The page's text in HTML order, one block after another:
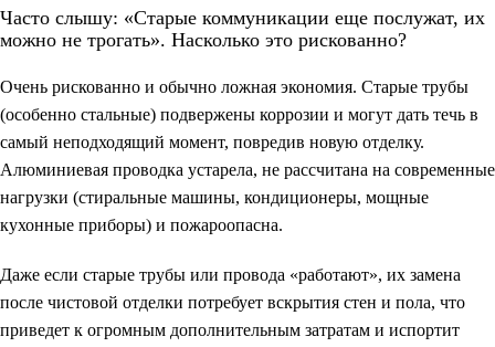
Часто слышу: «Старые коммуникации еще послужат, их
можно не трогать». Насколько это рискованно?
Очень рискованно и обычно ложная экономия. Старые трубы
(особенно стальные) подвержены коррозии и могут дать течь в
самый неподходящий момент, повредив новую отделку.
Алюминиевая проводка устарела, не рассчитана на современные
нагрузки (стиральные машины, кондиционеры, мощные
кухонные приборы) и пожароопасна.
Даже если старые трубы или провода «работают», их замена
после чистовой отделки потребует вскрытия стен и пола, что
приведет к огромным дополнительным затратам и испортит